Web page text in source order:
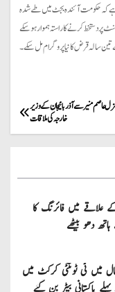
کہ حکومت آئندہ بجٹ میں طے شدہ
دستخط کرنے کا راستہ ہموار ہو سکے
تین سالہ قرض کا نیا پروگرام مل سکے۔
عاصم منیر سے آذربائیجان کے وزیر
خارجہ کی ملاقات
علاقے میں فائرنگ کا
دھو بیٹھے
میں ٹی ٹوئنٹی کرکٹ میں